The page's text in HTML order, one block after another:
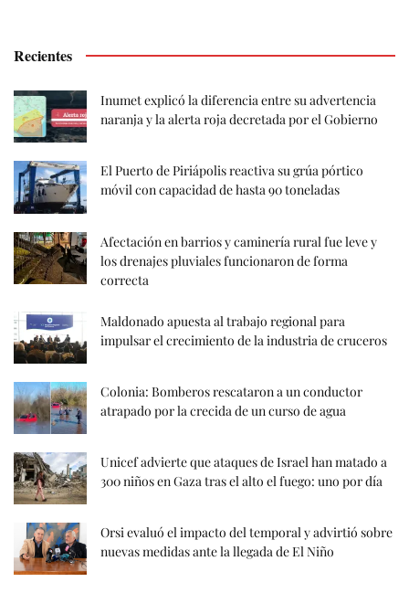
Recientes
Inumet explicó la diferencia entre su advertencia
naranja y la alerta roja decretada por el Gobierno
El Puerto de Piriápolis reactiva su grúa pórtico
móvil con capacidad de hasta 90 toneladas
Afectación en barrios y caminería rural fue leve y
los drenajes pluviales funcionaron de forma
correcta
Maldonado apuesta al trabajo regional para
impulsar el crecimiento de la industria de cruceros
Colonia: Bomberos rescataron a un conductor
atrapado por la crecida de un curso de agua
Unicef advierte que ataques de Israel han matado a
300 niños en Gaza tras el alto el fuego: uno por día
Orsi evaluó el impacto del temporal y advirtió sobre
nuevas medidas ante la llegada de El Niño